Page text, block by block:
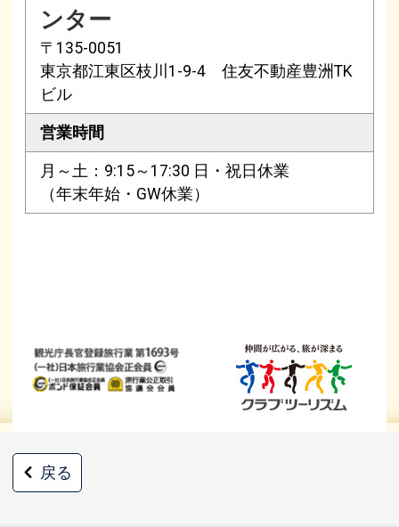
ンター
〒135-0051
東京都江東区枝川1-9-4 住友不動産豊洲TK
ビル
営業時間
月～土：9:15～17:30 日・祝日休業
（年末年始・GW休業）
戻る